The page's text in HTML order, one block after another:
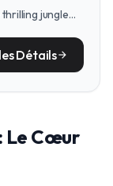
jungle
shared
Détailsarrow_forward
Le Cœur